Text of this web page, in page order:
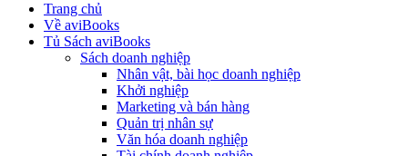
Trang chủ
Về aviBooks
Tủ Sách aviBooks
Sách doanh nghiệp
Nhân vật, bài học doanh nghiệp
Khởi nghiệp
Marketing và bán hàng
Quản trị nhân sự
Văn hóa doanh nghiệp